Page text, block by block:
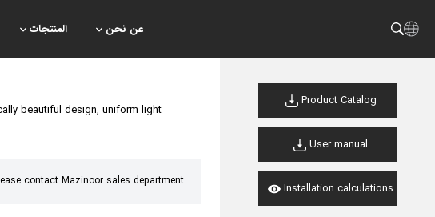
عن نحن المنتجات
beautiful design, uniform light
contact Mazinoor sales department.
Product Catalog
User manual
Installation calculations